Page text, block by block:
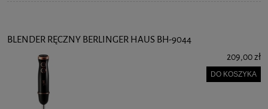
BLENDER RĘCZNY BERLINGER HAUS BH-9044
209,00 zł
DO KOSZYKA